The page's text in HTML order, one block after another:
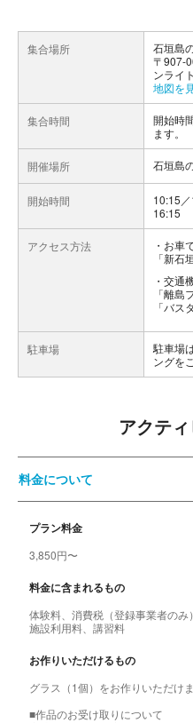
集合場所
石垣島
〒907-
ンライ
地図を
集合時間
開始時
ます。
開催場所 石垣島
開始時間
10:15
16:15
アクセス方法
お車
「新石
交通
「離
「バス
駐車場
駐車場
ングを
アクテ
料金について
プラン料金
3,850円〜
料金に含まれるもの
体験料、消費税（登録事業者のみ
施設利用料、講習料
お作りいただけるもの
グラス（1個）をお作りいただけま
■作品のお受け取りについて